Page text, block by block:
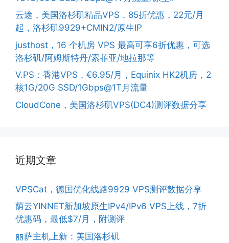
云途，美国洛杉矶精品VPS，85折优惠，22元/月
起，洛杉矶9929+CMIN2/原生IP
justhost，16 个机房 VPS 最高可享6折优惠，可选
洛杉矶/阿姆斯特丹/索菲亚/地拉那等
V.PS：香港VPS，€6.95/月，Equinix HK2机房，2
核1G/20G SSD/1Gbps@1T月流量
CloudCone，美国洛杉矶VPS(DC4)测评数据分享
近期文章
VPSCat，德国优化线路9929 VPS测评数据分享
荫云YINNET新加坡原生IPv4/IPv6 VPS上线，7折
优惠码，最低$7/月，附测评
丽萨主机上新：美国洛杉矶